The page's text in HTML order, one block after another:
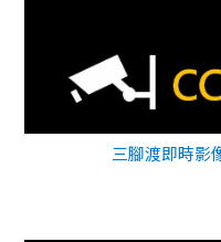
三腳渡即時影